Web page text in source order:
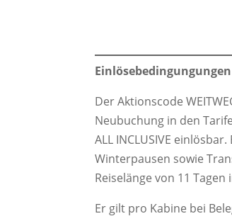
Einlösebedingungungen
Der Aktionscode
Neubuchung in den
ALL INCLUSIVE
Winterpausen sowie
Reiselänge von 11
Er gilt pro Kabine bei